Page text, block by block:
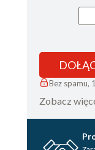
Bez spamu,
Zobacz